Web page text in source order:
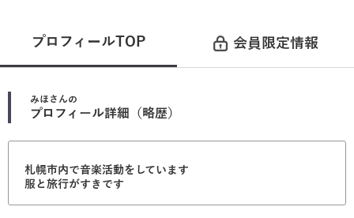
プロフィールTOP 会員限定情報
みほ さんの
プロフィール詳細（略歴）
札幌市内で音楽活動をしています
服と旅行がすきです